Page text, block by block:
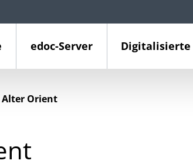
edoc-Server Digitalisierte
Alter Orient